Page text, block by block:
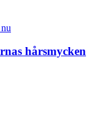
hårsmycken